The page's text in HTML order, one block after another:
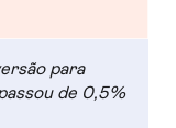
para
de 0,5%